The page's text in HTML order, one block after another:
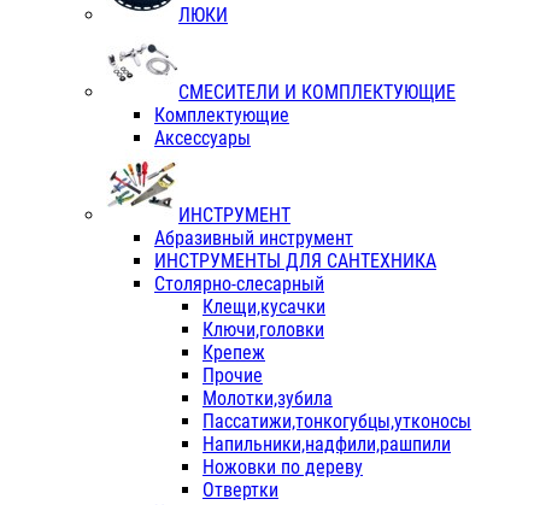
ЛЮКИ
СМЕСИТЕЛИ И КОМПЛЕКТУЮЩИЕ
Комплектующие
Аксессуары
ИНСТРУМЕНТ
Абразивный инструмент
ИНСТРУМЕНТЫ ДЛЯ САНТЕХНИКА
Столярно-слесарный
Клещи,кусачки
Ключи,головки
Крепеж
Прочие
Молотки,зубила
Пассатижи,тонкогубцы,утконосы
Напильники,надфили,рашпили
Ножовки по дереву
Отвертки